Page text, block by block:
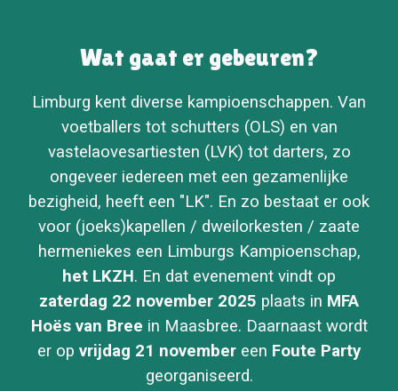
Wat gaat er gebeuren?
Limburg kent diverse kampioenschappen. Van
voetballers tot schutters (OLS) en van
vastelaovesartiesten (LVK) tot darters, zo
ongeveer iedereen met een gezamenlijke
bezigheid, heeft een "LK". En zo bestaat er ook
voor (joeks)kapellen / dweilorkesten / zaate
hermeniekes een Limburgs Kampioenschap,
het LKZH. En dat evenement vindt op
zaterdag 22 november 2025 plaats in MFA
Hoës van Bree in Maasbree. Daarnaast wordt
er op vrijdag 21 november een Foute Party
georganiseerd.